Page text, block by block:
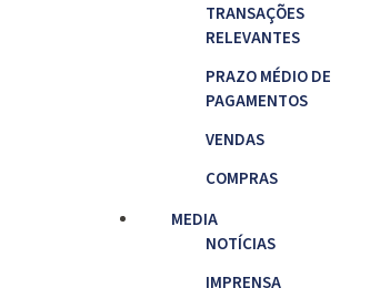
TRANSAÇÕES
RELEVANTES
PRAZO MÉDIO DE
PAGAMENTOS
VENDAS
COMPRAS
MEDIA
NOTÍCIAS
IMPRENSA